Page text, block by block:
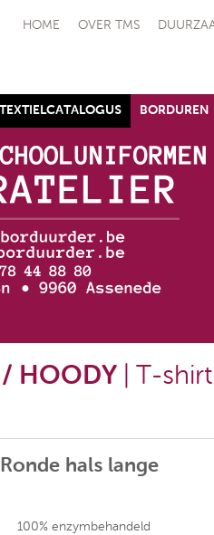
HOME OVER TMS
TEXTIELCATALOGUS BORDUREN
- S1P
Jogger
€ 90,91(ex. btw)
HOODY | T-shirt
hals lange
100% enzymbehandeld